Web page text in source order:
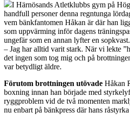
I Härnösands Atletklubbs gym på
handfull personer denna regntunga
vem bänkfantomen Håkan är där han
som uppvärming inför dagens
ungefär som en annan lyfter en sopkvast.
– Jag har alltid varit stark. När vi lekte
det ingen som tog mig och på
var betydligt äldre.
Förutom brottningen utövade Håkan
boxning innan han började med
ryggproblem vid de två momenten
nu enbart på bänkpress där hans